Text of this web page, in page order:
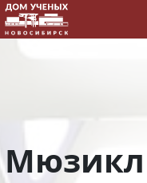
Мюзикл